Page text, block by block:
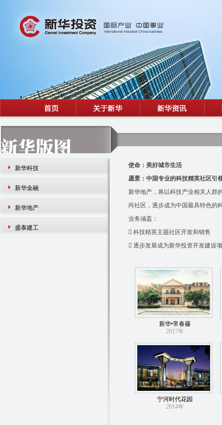
新华科技
新华金融
新华地产
盛泰建工
使命：美好城市生活
愿景：中国专业的科技精英社区引
新华地产，将以科技产业相关人群
尚社区，逐步成为中国最具特色的
业务涵盖：
 科技精英主题社区开发和销售
 逐步发展成为新华投资开发建设
新华•常春藤
2017年
宁河时代花园
2014年